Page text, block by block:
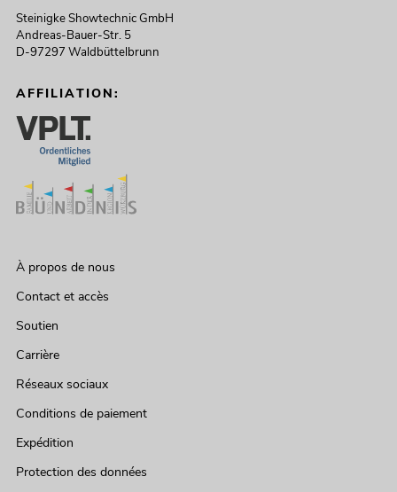
Steinigke Showtechnic GmbH
Andreas-Bauer-Str. 5
D-97297 Waldbüttelbrunn
AFFILIATION:
À propos de nous
Contact et accès
Soutien
Carrière
Réseaux sociaux
Conditions de paiement
Expédition
Protection des données